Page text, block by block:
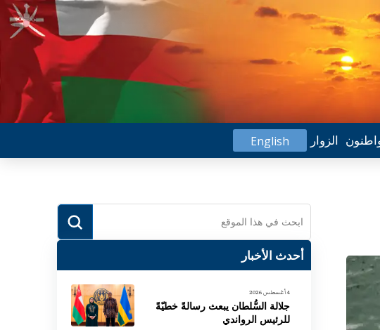
English الزوار
Search
Submit
أحدث الأخبار
4 أغسطس 2026
جلالة السُّلطان يبعث رسالةً خطيّةً
للرئيس الرواندي